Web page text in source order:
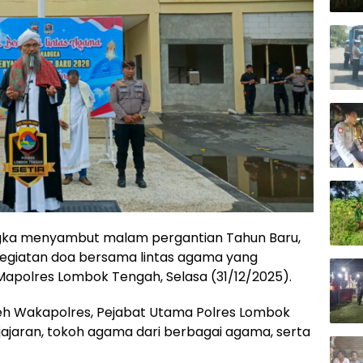
menyambut malam pergantian Tahun Baru,
doa bersama lintas agama yang
Lombok Tengah, Selasa (31/12/2025).
Wakapolres, Pejabat Utama Polres Lombok
tokoh agama dari berbagai agama, serta